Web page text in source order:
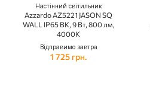
Настінний світильник
Azzardo AZ5221 JASON SQ
WALL IP65 BK, 9 Вт, 800 лм,
4000K
Відправимо завтра
1 725 грн.